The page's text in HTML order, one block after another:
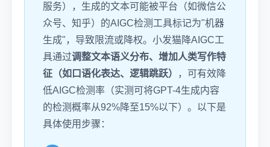
服务），生成的文本可能被平台（如微信公
众号、知乎）的AIGC检测工具标记为"机器
生成"，导致限流或降权。小发猫降AIGC工
具通过调整文本语义分布、增加人类写作特
征（如口语化表达、逻辑跳跃）
，可有效降
低AIGC检测率（实测可将GPT-4生成内容
的检测概率从92%降至15%以下）。以下是
具体使用步骤：